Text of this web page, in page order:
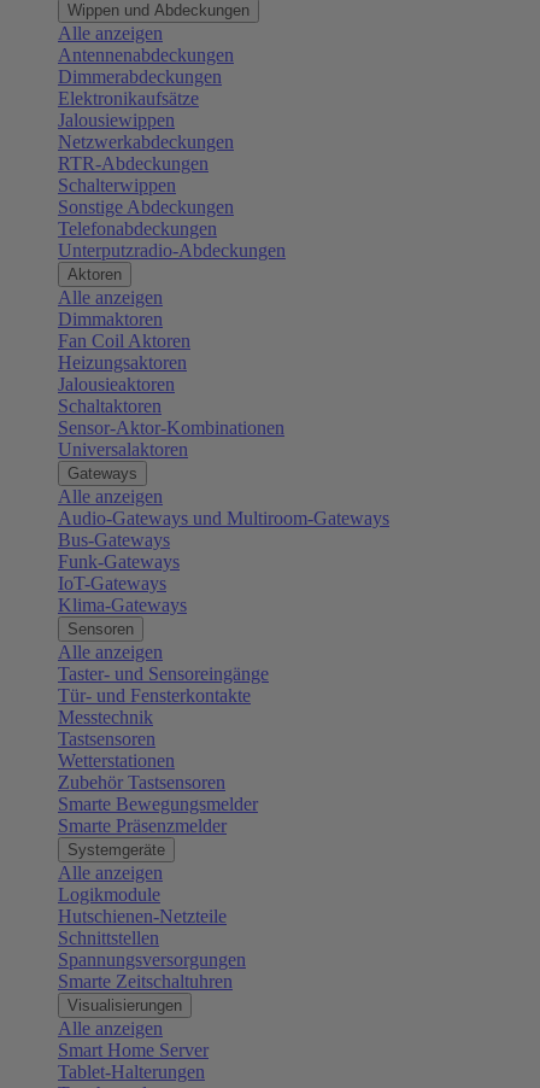
Wippen und Abdeckungen
Alle anzeigen
Antennenabdeckungen
Dimmerabdeckungen
Elektronikaufsätze
Jalousiewippen
Netzwerkabdeckungen
RTR-Abdeckungen
Schalterwippen
Sonstige Abdeckungen
Telefonabdeckungen
Unterputzradio-Abdeckungen
Aktoren
Alle anzeigen
Dimmaktoren
Fan Coil Aktoren
Heizungsaktoren
Jalousieaktoren
Schaltaktoren
Sensor-Aktor-Kombinationen
Universalaktoren
Gateways
Alle anzeigen
Audio-Gateways und Multiroom-Gateways
Bus-Gateways
Funk-Gateways
IoT-Gateways
Klima-Gateways
Sensoren
Alle anzeigen
Taster- und Sensoreingänge
Tür- und Fensterkontakte
Messtechnik
Tastsensoren
Wetterstationen
Zubehör Tastsensoren
Smarte Bewegungsmelder
Smarte Präsenzmelder
Systemgeräte
Alle anzeigen
Logikmodule
Hutschienen-Netzteile
Schnittstellen
Spannungsversorgungen
Smarte Zeitschaltuhren
Visualisierungen
Alle anzeigen
Smart Home Server
Tablet-Halterungen